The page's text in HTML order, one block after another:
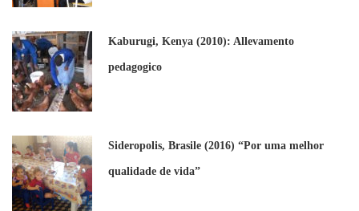
Kaburugi, Kenya (2010): Allevamento
pedagogico
Sideropolis, Brasile (2016) “Por uma melhor
qualidade de vida”